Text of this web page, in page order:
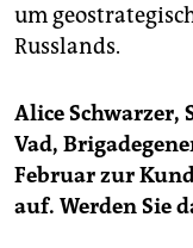
um
Russlands.
Alice Schwarzer,
Vad,
Februar zur
auf. Werden Sie